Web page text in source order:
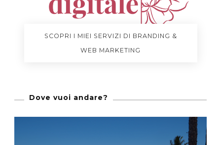
SCOPRI I MIEI SERVIZI DI BRANDING &
WEB MARKETING
Dove vuoi andare?